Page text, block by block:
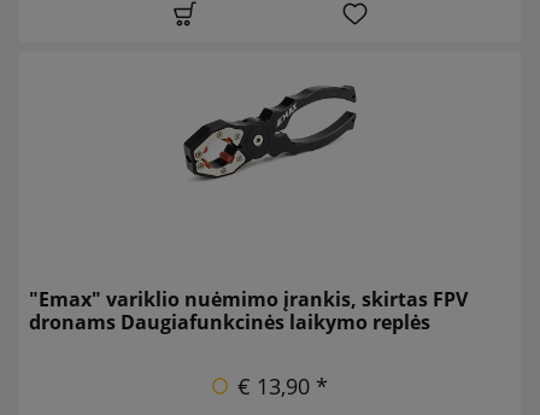
"Emax" variklio nuėmimo įrankis, skirtas FPV
dronams Daugiafunkcinės laikymo replės
€ 13,90 *